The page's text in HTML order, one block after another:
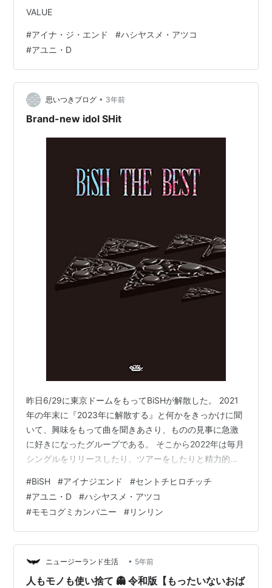
VALUE
#アイナ・ジ・エンド #ハシヤスメ・アツコ
#アユニ・D
思いつきブログ • 3年前
Brand-new idol SHit
昨日6/29に東京ドームをもってBiSHが解散した。 2021
年の年末に『2023年に解散する』と何かをきっかけに聞
いて、興味をもって曲を聞きあさり、ものの見事に急激
に好きになったグループである。 そこから2022年は毎月
シングルをリリースしたり、ツアーをしたりと精力的に
んで突き進んできた。 メンバーはアイナ・ジ・エンド、
セントチヒロ・チッチ、アユニ・D、モモコグミカンパニ
ー、ハシヤスメ・アツコ、リンリンからなる。 圧倒的な
ボーカル力や振り付けも担当するアイナもいれば、きれ
いで儚さもある声の持ち主であるチッチ、独特の癖があ
る声で魅了するアユニ、…
#BiSH #アイナジエンド #セントチヒロチッチ
#アユニ・D #ハシヤスメ・アツコ
#モモコグミカンパニー #リンリン
ニュージーランド生活 • 5年前
人もモノも使い捨て 👻 令和版【もったいないおば